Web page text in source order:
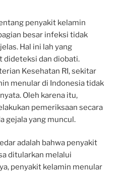
penyakit kelamin
besar infeksi tidak
Hal ini lah yang
dideteksi dan diobati.
Kesehatan RI, sekitar
menular di Indonesia tidak
Oleh karena itu,
pemeriksaan secara
gejala yang muncul.
adalah bahwa penyakit
ditularkan melalui
penyakit kelamin menular